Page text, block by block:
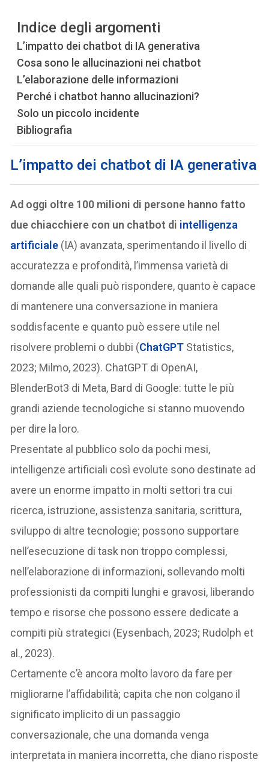
Indice degli argomenti
L’impatto dei chatbot di IA generativa
Cosa sono le allucinazioni nei chatbot
L’elaborazione delle informazioni
Perché i chatbot hanno allucinazioni?
Solo un piccolo incidente
Bibliografia
L’impatto dei chatbot di IA generativa
Ad oggi oltre 100 milioni di persone hanno fatto
due chiacchiere con un chatbot di intelligenza
artificiale (IA) avanzata, sperimentando il livello di
accuratezza e profondità, l’immensa varietà di
domande alle quali può rispondere, quanto è capace
di mantenere una conversazione in maniera
soddisfacente e quanto può essere utile nel
risolvere problemi o dubbi (ChatGPT Statistics,
2023; Milmo, 2023). ChatGPT di OpenAI,
BlenderBot3 di Meta, Bard di Google: tutte le più
grandi aziende tecnologiche si stanno muovendo
per dire la loro.
Presentate al pubblico solo da pochi mesi,
intelligenze artificiali così evolute sono destinate ad
avere un enorme impatto in molti settori tra cui
ricerca, istruzione, assistenza sanitaria, scrittura,
sviluppo di altre tecnologie; possono supportare
nell’esecuzione di task non troppo complessi,
nell’elaborazione di informazioni, sollevando molti
professionisti da compiti lunghi e gravosi, liberando
tempo e risorse che possono essere dedicate a
compiti più strategici (Eysenbach, 2023; Rudolph et
al., 2023).
Certamente c’è ancora molto lavoro da fare per
migliorarne l’affidabilità; capita che non colgano il
significato implicito di un passaggio
conversazionale, che una domanda venga
interpretata in maniera incorretta, che diano risposte